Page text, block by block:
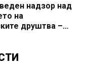
надзор над
на
друштва –